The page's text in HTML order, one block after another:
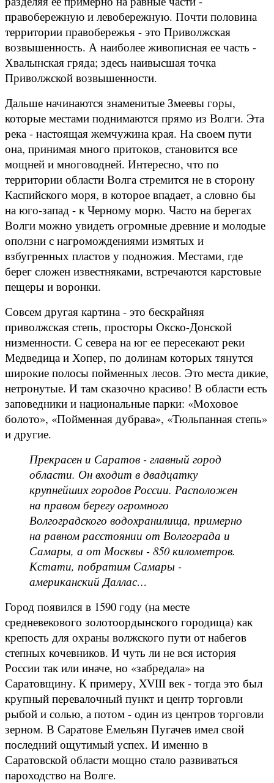
правобережную и левобережную. Почти половина
территории правобережья - это Приволжская
возвышенность. А наиболее живописная ее часть -
Хвалынская гряда; здесь наивысшая точка
Приволжской возвышенности.
Дальше начинаются знаменитые Змеевы горы,
которые местами поднимаются прямо из Волги. Эта
река - настоящая жемчужина края. На своем пути
она, принимая много притоков, становится все
мощней и многоводней. Интересно, что по
территории области Волга стремится не в сторону
Каспийского моря, в которое впадает, а словно бы
на юго-запад - к Черному морю. Часто на берегах
Волги можно увидеть огромные древние и молодые
оползни с нагромождениями измятых и
взбугренных пластов у подножия. Местами, где
берег сложен известняками, встречаются карстовые
пещеры и воронки.
Совсем другая картина - это бескрайняя
приволжская степь, просторы Окско-Донской
низменности. С севера на юг ее пересекают реки
Медведица и Хопер, по долинам которых тянутся
широкие полосы пойменных лесов. Это места дикие,
нетронутые. И там сказочно красиво! В области есть
заповедники и национальные парки: «Моховое
болото», «Пойменная дубрава», «Тюльпанная степь»
и другие.
Прекрасен и Саратов - главный город
области. Он входит в двадцатку
крупнейших городов России. Расположен
на правом берегу огромного
Волгоградского водохранилища, примерно
на равном расстоянии от Волгограда и
Самары, а от Москвы - 850 километров.
Кстати, побратим Самары -
американский Даллас…
Город появился в 1590 году (на месте
средневекового золотоордынского городища) как
крепость для охраны волжского пути от набегов
степных кочевников. И чуть ли не вся история
России так или иначе, но «забредала» на
Саратовщину. К примеру, XVIII век - тогда это был
крупный перевалочный пункт и центр торговли
рыбой и солью, а потом - один из центров торговли
зерном. В Саратове Емельян Пугачев имел свой
последний ощутимый успех. И именно в
Саратовской области мощно стало развиваться
пароходство на Волге.